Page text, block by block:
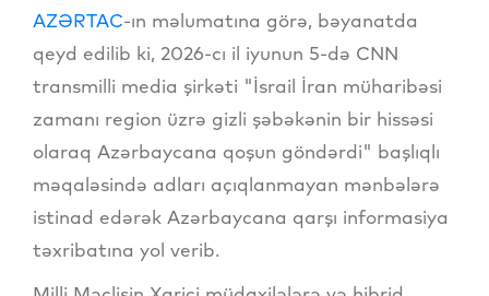
AZƏRTAC-ın məlumatına görə, bəyanatda
qeyd edilib ki, 2026-cı il iyunun 5-də CNN
transmilli media şirkəti "İsrail İran müharibəsi
zamanı region üzrə gizli şəbəkənin bir hissəsi
olaraq Azərbaycana qoşun göndərdi" başlıqlı
məqaləsində adları açıqlanmayan mənbələrə
istinad edərək Azərbaycana qarşı informasiya
təxribatına yol verib.